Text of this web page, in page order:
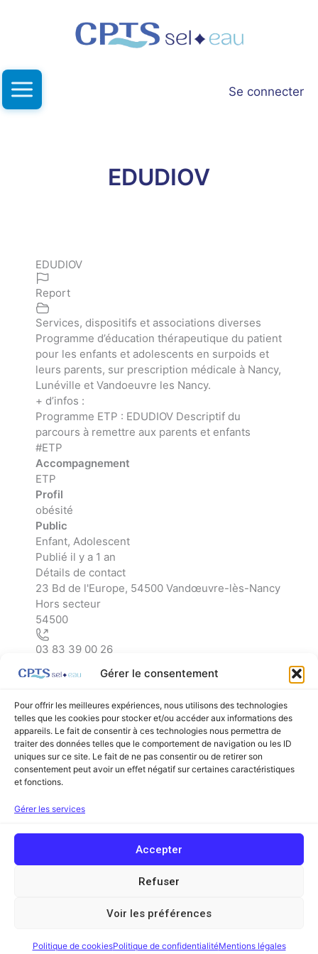
Gérer le consentement
Pour offrir les meilleures expériences, nous utilisons des technologies
telles que les cookies pour stocker et/ou accéder aux informations des
appareils. Le fait de consentir à ces technologies nous permettra de
traiter des données telles que le comportement de navigation ou les ID
uniques sur ce site. Le fait de ne pas consentir ou de retirer son
consentement peut avoir un effet négatif sur certaines caractéristiques
et fonctions.
Gérer les services
Accepter
Refuser
Voir les préférences
Politique de cookiesPolitique de confidentialitéMentions légales
Se connecter
EDUDIOV
EDUDIOV
Report
Services, dispositifs et associations diverses
Programme d’éducation thérapeutique du patient
pour les enfants et adolescents en surpoids et
leurs parents, sur prescription médicale à Nancy,
Lunéville et Vandoeuvre les Nancy.
+ d’infos :
Programme ETP : EDUDIOV Descriptif du
parcours à remettre aux parents et enfants
#ETP
Accompagnement
ETP
Profil
obésité
Public
Enfant, Adolescent
Publié il y a 1 an
Détails de contact
+
−
23 Bd de l'Europe, 54500 Vandœuvre-lès-Nancy
Hors secteur
54500
03 83 39 00 26
Listing précédent Listing suivant
Sel et Eau (ex Sel et Vermois) | Powered by
Mentions légales